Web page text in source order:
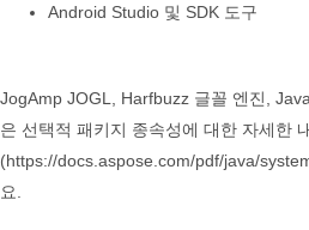
Android Studio 및 SDK 도구
JogAmp JOGL, Harfbuzz 글꼴 엔진,
은 선택적 패키지 종속성에 대한 자세한
(https://docs.aspose.com/pdf/java/
요.